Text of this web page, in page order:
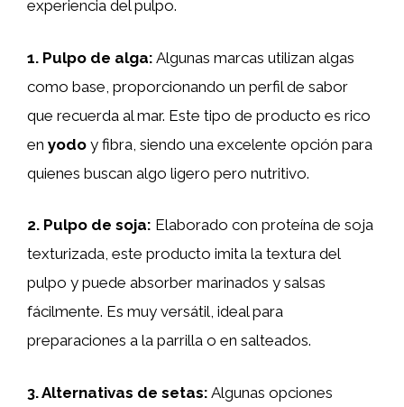
experiencia del pulpo.
1. Pulpo de alga: Algunas marcas utilizan algas
como base, proporcionando un perfil de sabor
que recuerda al mar. Este tipo de producto es rico
en yodo y fibra, siendo una excelente opción para
quienes buscan algo ligero pero nutritivo.
2. Pulpo de soja: Elaborado con proteína de soja
texturizada, este producto imita la textura del
pulpo y puede absorber marinados y salsas
fácilmente. Es muy versátil, ideal para
preparaciones a la parrilla o en salteados.
3.Alternativas de setas: Algunas opciones